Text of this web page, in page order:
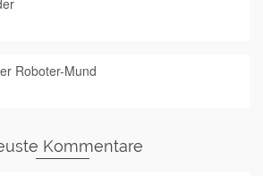
Roboter-Mund
Kommentare